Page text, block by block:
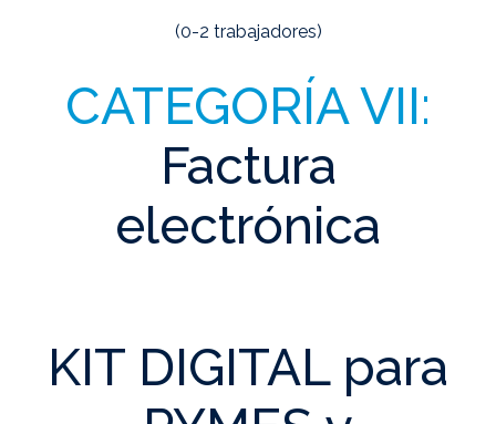
(0-2 trabajadores)
CATEGORÍA VII:
Factura
electrónica
KIT DIGITAL para